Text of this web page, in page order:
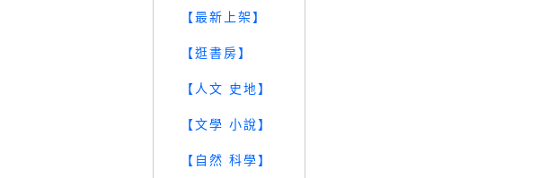
【最新上架】
【逛書房】
【人文 史地】
【文學 小說】
【自然 科學】